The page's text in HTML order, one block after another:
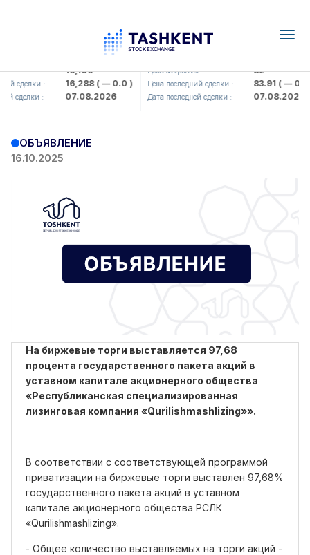
: 16,100
сделки : 16,288( — 0.0 )
сделки : 07.08.2026
KFSK (<Kafolat sug'urta
Цена закрытия : 82
Цена последний сделки : 83.91( — 0.0 )
Дата последней сделки : 07.08.2026
ОБЪЯВЛЕНИЕ
16.10.2025
На биржевые торги выставляется 97,68
процента государственного пакета акций в
уставном капитале акционерного общества
«Республиканская специализированная
лизинговая компания «Qurilishmashlizing»».
В соответствии с соответствующей программой
приватизации на биржевые торги выставлен 97,68%
государственного пакета акций в уставном
капитале акционерного общества РСЛК
«Qurilishmashlizing».
- Общее количество выставляемых на торги акций -